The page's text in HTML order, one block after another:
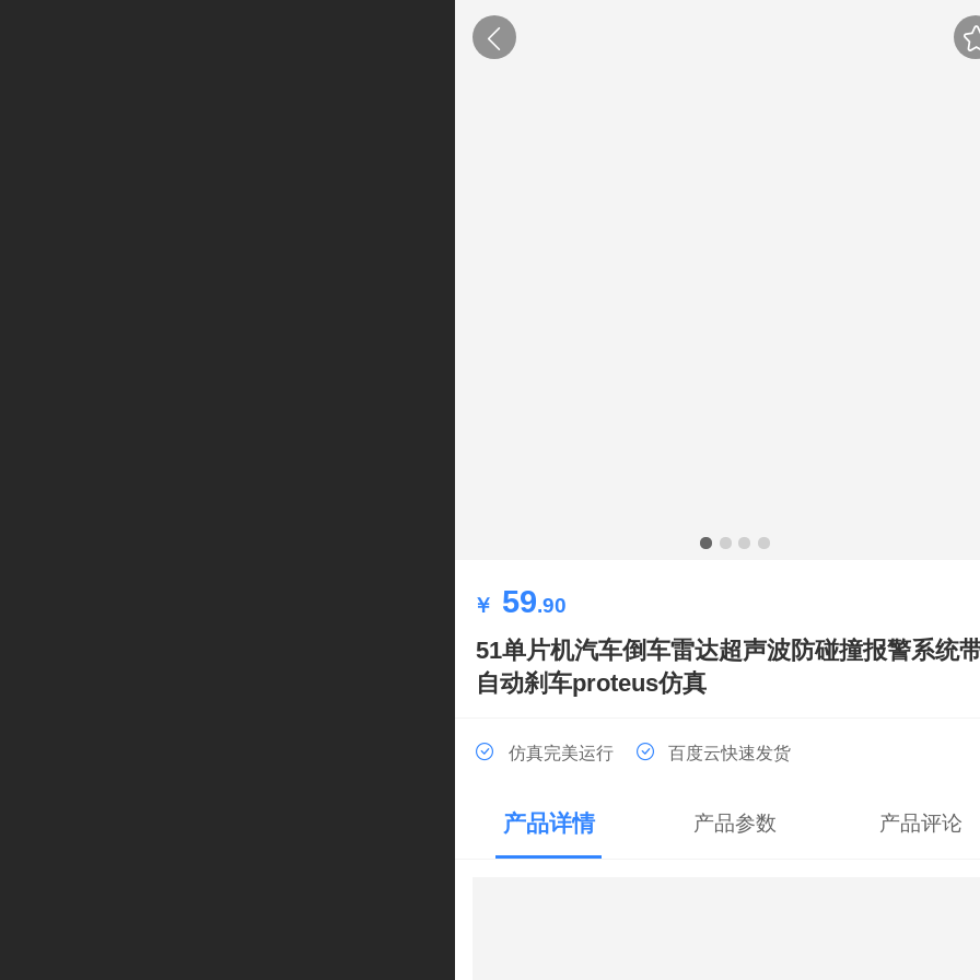
￥ 59.90
51单片机汽车倒车雷达超声波防碰撞报警系统
自动刹车proteus仿真
仿真完美运行 百度云快速发货
产品详情 产品参数 产品评论